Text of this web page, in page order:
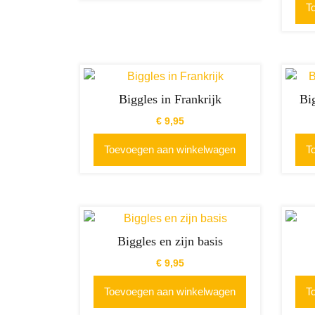
Biggles in Frankrijk
€9,95
Toevoegen aan winkelwagen
Biggles en zijn basis
€9,95
Toevoegen aan winkelwagen